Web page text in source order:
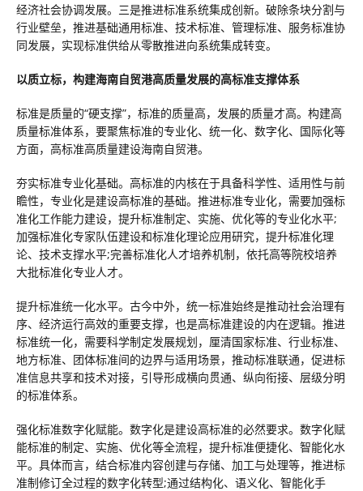
经济社会协调发展。三是推进标准系统集成创新。破除条块分割与
行业壁垒，推进基础通用标准、技术标准、管理标准、服务标准协
同发展，实现标准供给从零散推进向系统集成转变。
以质立标，构建海南自贸港高质量发展的高标准支撑体系
标准是质量的“硬支撑”，标准的质量高，发展的质量才高。构建高
质量标准体系，要聚焦标准的专业化、统一化、数字化、国际化等
方面，高标准高质量建设海南自贸港。
夯实标准专业化基础。高标准的内核在于具备科学性、适用性与前
瞻性，专业化是建设高标准的基础。推进标准专业化，需要加强标
准化工作能力建设，提升标准制定、实施、优化等的专业化水平;
加强标准化专家队伍建设和标准化理论应用研究，提升标准化理
论、技术支撑水平;完善标准化人才培养机制，依托高等院校培养
大批标准化专业人才。
提升标准统一化水平。古今中外，统一标准始终是推动社会治理有
序、经济运行高效的重要支撑，也是高标准建设的内在逻辑。推进
标准统一化，需要科学制定发展规划，厘清国家标准、行业标准、
地方标准、团体标准间的边界与适用场景，推动标准联通，促进标
准信息共享和技术对接，引导形成横向贯通、纵向衔接、层级分明
的标准体系。
强化标准数字化赋能。数字化是建设高标准的必然要求。数字化赋
能标准的制定、实施、优化等全流程，提升标准便捷化、智能化水
平。具体而言，结合标准内容创建与存储、加工与处理等，推进标
准制修订全过程的数字化转型;通过结构化、语义化、智能化手